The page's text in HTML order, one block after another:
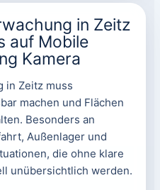
in Zeitz
auf Mobile
Kamera
in Zeitz muss
machen und Flächen
Besonders an
Außenlager und
die ohne klare
unübersichtlich werden.